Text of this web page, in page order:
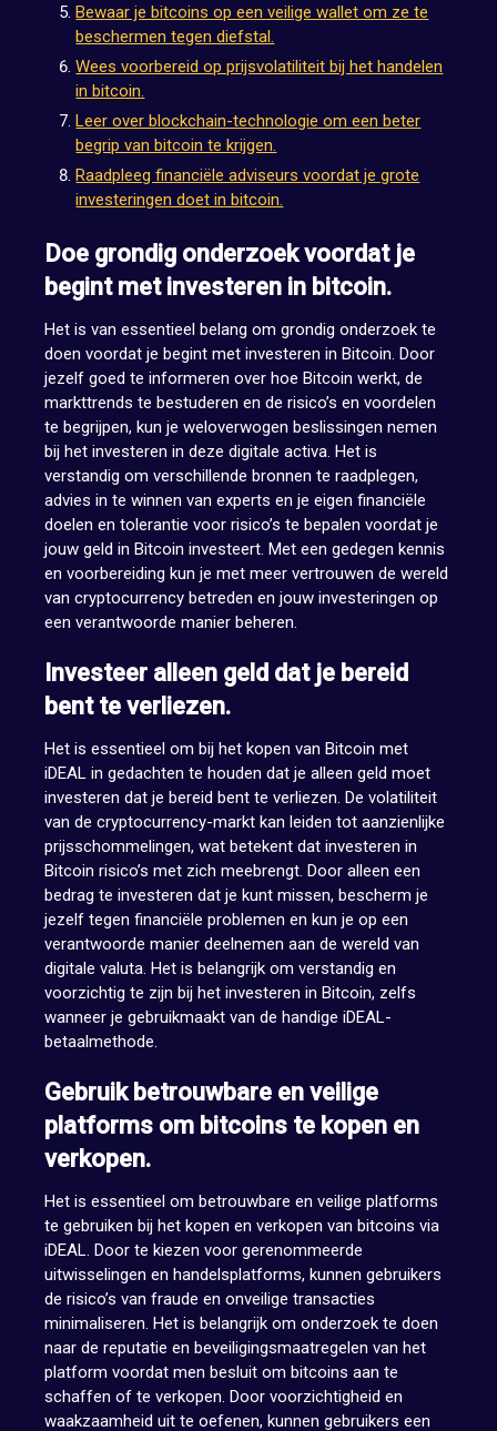
Bewaar je bitcoins op een veilige wallet om ze te
beschermen tegen diefstal.
Wees voorbereid op prijsvolatiliteit bij het handelen
in bitcoin.
Leer over blockchain-technologie om een beter
begrip van bitcoin te krijgen.
Raadpleeg financiële adviseurs voordat je grote
investeringen doet in bitcoin.
Doe grondig onderzoek voordat je
begint met investeren in bitcoin.
Het is van essentieel belang om grondig onderzoek te
doen voordat je begint met investeren in Bitcoin. Door
jezelf goed te informeren over hoe Bitcoin werkt, de
markttrends te bestuderen en de risico’s en voordelen
te begrijpen, kun je weloverwogen beslissingen nemen
bij het investeren in deze digitale activa. Het is
verstandig om verschillende bronnen te raadplegen,
advies in te winnen van experts en je eigen financiële
doelen en tolerantie voor risico’s te bepalen voordat je
jouw geld in Bitcoin investeert. Met een gedegen kennis
en voorbereiding kun je met meer vertrouwen de wereld
van cryptocurrency betreden en jouw investeringen op
een verantwoorde manier beheren.
Investeer alleen geld dat je bereid
bent te verliezen.
Het is essentieel om bij het kopen van Bitcoin met
iDEAL in gedachten te houden dat je alleen geld moet
investeren dat je bereid bent te verliezen. De volatiliteit
van de cryptocurrency-markt kan leiden tot aanzienlijke
prijsschommelingen, wat betekent dat investeren in
Bitcoin risico’s met zich meebrengt. Door alleen een
bedrag te investeren dat je kunt missen, bescherm je
jezelf tegen financiële problemen en kun je op een
verantwoorde manier deelnemen aan de wereld van
digitale valuta. Het is belangrijk om verstandig en
voorzichtig te zijn bij het investeren in Bitcoin, zelfs
wanneer je gebruikmaakt van de handige iDEAL-
betaalmethode.
Gebruik betrouwbare en veilige
platforms om bitcoins te kopen en
verkopen.
Het is essentieel om betrouwbare en veilige platforms
te gebruiken bij het kopen en verkopen van bitcoins via
iDEAL. Door te kiezen voor gerenommeerde
uitwisselingen en handelsplatforms, kunnen gebruikers
de risico’s van fraude en onveilige transacties
minimaliseren. Het is belangrijk om onderzoek te doen
naar de reputatie en beveiligingsmaatregelen van het
platform voordat men besluit om bitcoins aan te
schaffen of te verkopen. Door voorzichtigheid en
waakzaamheid uit te oefenen, kunnen gebruikers een